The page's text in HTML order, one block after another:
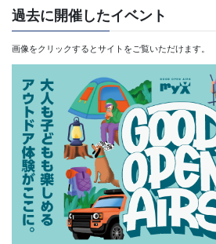
カ
イ
ブ
過去に開催したイベント
画像をクリックするとサイトをご覧いただけます。